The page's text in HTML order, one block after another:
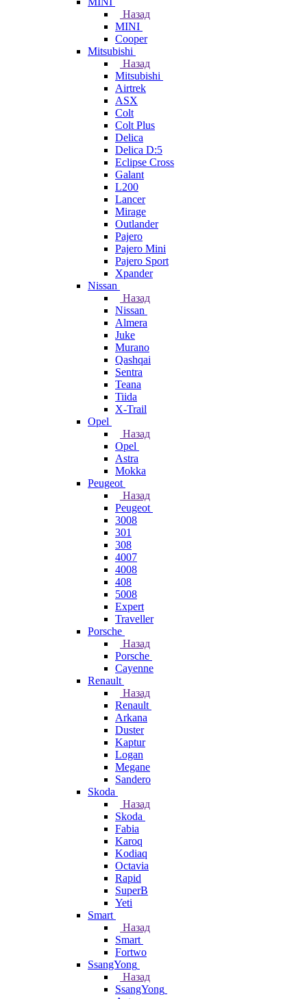
Назад
MINI
Cooper
Mitsubishi
Назад
Mitsubishi
Airtrek
ASX
Colt
Colt Plus
Delica
Delica D:5
Eclipse Cross
Galant
L200
Lancer
Mirage
Outlander
Pajero
Pajero Mini
Pajero Sport
Xpander
Nissan
Назад
Nissan
Almera
Juke
Murano
Qashqai
Sentra
Teana
Tiida
X-Trail
Opel
Назад
Opel
Astra
Mokka
Peugeot
Назад
Peugeot
3008
301
308
4007
4008
408
5008
Expert
Traveller
Porsche
Назад
Porsche
Cayenne
Renault
Назад
Renault
Arkana
Duster
Kaptur
Logan
Megane
Sandero
Skoda
Назад
Skoda
Fabia
Karoq
Kodiaq
Octavia
Rapid
SuperB
Yeti
Smart
Назад
Smart
Fortwo
SsangYong
Назад
SsangYong